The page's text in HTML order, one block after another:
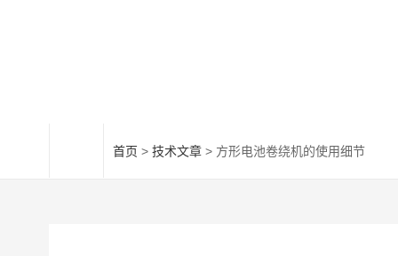
首页 > 技术文章 > 方形电池卷绕机的使用细节